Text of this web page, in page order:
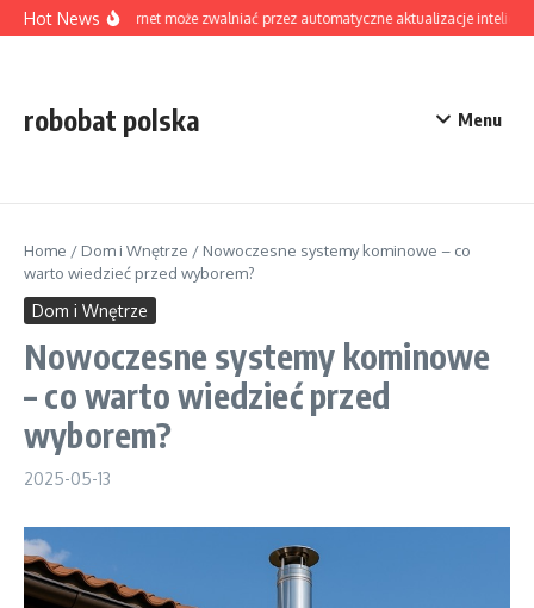
Skip to content
Hot NewsCzy internet może zwalniać przez automatyczne aktualizacje
robobat polska Menu
Home / Dom i Wnętrze / Nowoczesne systemy kominowe – co
warto wiedzieć przed wyborem?
Dom i Wnętrze
Nowoczesne systemy kominowe
– co warto wiedzieć przed
wyborem?
2025-05-13